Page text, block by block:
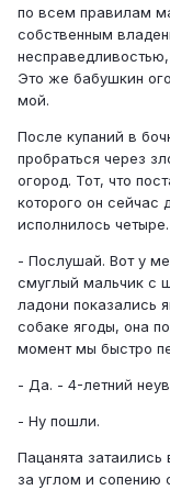
по всем правилам
собственным
Это же бабушкин
мой.
После купаний в
пробраться через
огород. Тот, что
которого он сейчас
исполнилось четыре.
- Послушай. Вот у
смуглый мальчик с
ладони показались
собаке ягоды, она
момент мы быстро
- Да. - 4-летний
- Ну пошли.
Пацанята
за углом и сопению